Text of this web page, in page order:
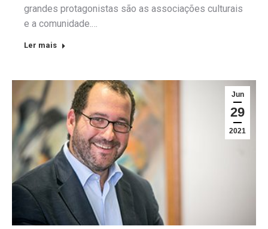
grandes protagonistas são as associações culturais
e a comunidade.…
Ler mais
Jun
29
2021